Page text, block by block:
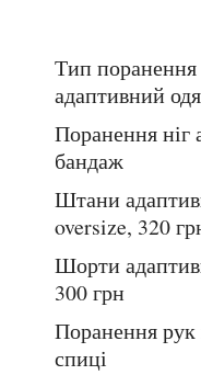
Тип поранення → рекомендований
адаптивний
Поранення ніг
бандаж
Штани
oversize, 320
Шорти
300 грн
Поранення рук
спиці